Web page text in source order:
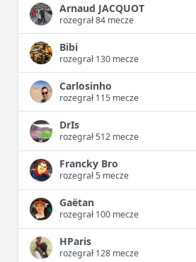
Arnaud JACQUOT
rozegrał 84 mecze
Bibi
rozegrał 130 mecze
Carlosinho
rozegrał 115 mecze
DrIs
rozegrał 512 mecze
Francky Bro
rozegrał 5 mecze
Gaëtan
rozegrał 100 mecze
HParis
rozegrał 128 mecze